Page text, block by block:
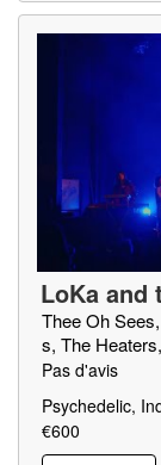
LoKa and
Thee Oh
s, The
Pas d'avis
Psychedelic,
€600